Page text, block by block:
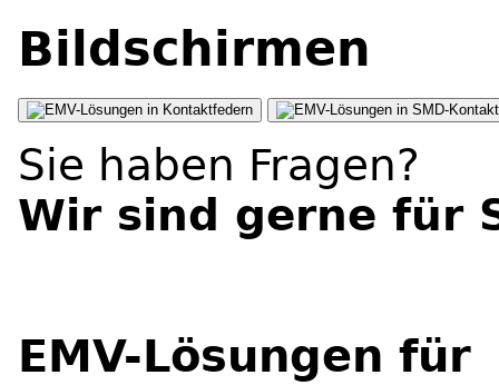
Bildschirmen
Kontaktfedern SMD-
Sie haben Fragen?
Wir sind gerne für
EMV-Lösungen für